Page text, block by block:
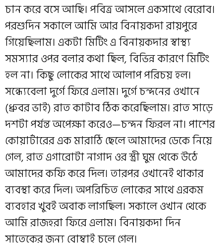
চান করে বসে আছি। পবিত্র আসলে একসাথে বেরোব।
পরশুদিন সকালে আমি আর বিনায়কদা রায়পুরে
গিয়েছিলাম। একটা মিটিং এ বিনায়কদার স্বাস্থ্য
সমস্যার ওপর বলার কথা ছিল, বিভিন্ন কারণে মিটিং
হল না। কিছু লোকের সাথে আলাপ পরিচয় হল।
সন্ধ্যেবেলা দুর্গে ফিরে এলাম। দুর্গে চন্দনের ওখানে
(ধ্রুবর ভাই) রাত কাটাব ঠিক করেছিলাম। রাত সাড়ে
দশটা পর্যন্ত অপেক্ষা করেও—চন্দন ফিরল না। পাশের
কোয়ার্টারের এক মারাঠি ছেলে আমাদের ডেকে নিয়ে
গেল, রাত এগারোটা নাগাদ ওর স্ত্রী ঘুম থেকে উঠে
আমাদের কফি করে দিল। তারপর ওখানেই থাকার
ব্যবস্থা করে দিল। অপরিচিত লোকের সাথে এরকম
ব্যবহার খুবই অবাক লাগছিল। সকালে ওখান থেকে
আমি রাজহরা ফিরে এলাম। বিনায়কদা দিন
সাতেকের জন্য বোম্বাই চলে গেল।